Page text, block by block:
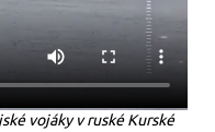
vojáky v ruské Kurské